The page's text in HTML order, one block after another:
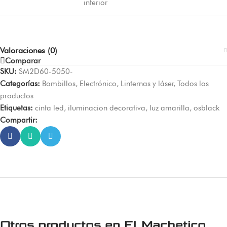
interior
Valoraciones (0)
Comparar
SKU: SM2D60-5050-
Categorías: Bombillos, Electrónico, Linternas y láser, Todos los
productos
Etiquetas: cinta led, iluminacion decorativa, luz amarilla, osblack
Compartir: